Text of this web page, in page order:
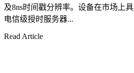
及8ns时间戳分辨率。设备在市场上
电信级授时服务器...
Read Article